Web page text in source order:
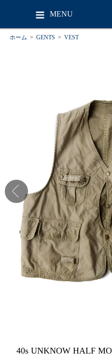
MENU
ホーム > GENTS > VEST
40s UNKNOW HALF